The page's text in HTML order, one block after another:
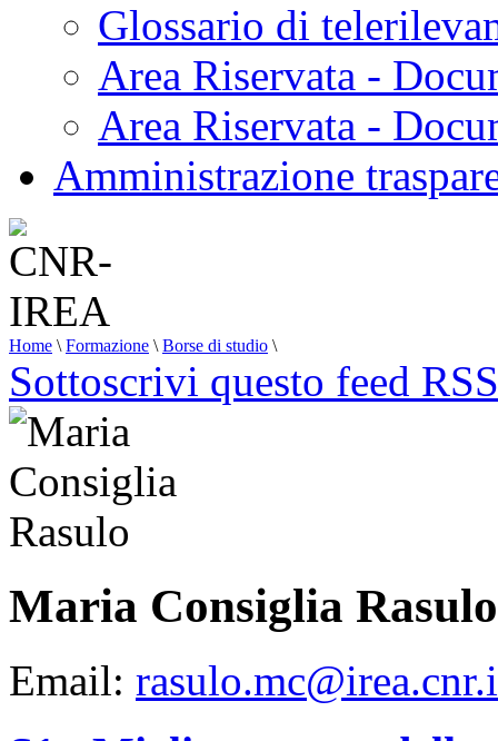
Glossario di
Area Riservata -
Area Riservata -
Amministrazione
Home \ Formazione \ Borse di studio \
Sottoscrivi questo feed RSS
Maria Consiglia Rasulo
Email: